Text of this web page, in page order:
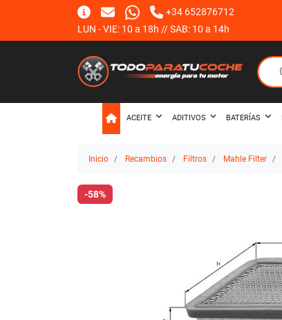
+34 652876712
LUN - VIE: 10 a 18h // SAB: 10 a 14h
ACEITE ADITIVOS BATERÍAS
Inicio Recambios Filtros Mahle Filter
-58%